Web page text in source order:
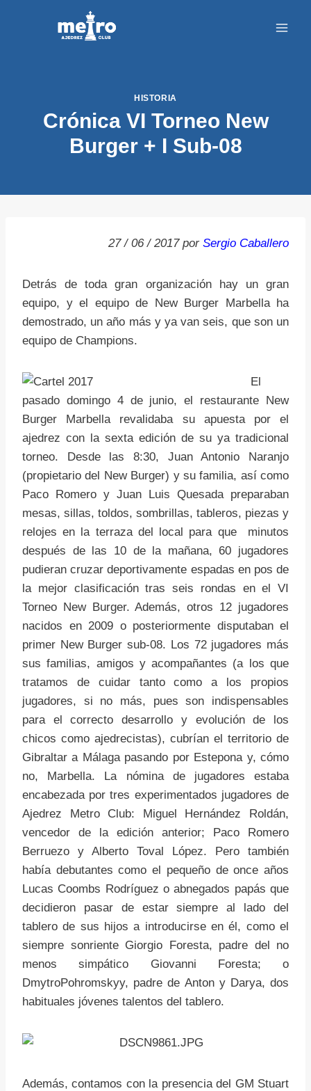
HISTORIA
Crónica VI Torneo New
Burger + I Sub-08
27 / 06 / 2017 por Sergio Caballero
Detrás de toda gran organización hay un gran
equipo, y el equipo de New Burger Marbella ha
demostrado, un año más y ya van seis, que son un
equipo de Champions.
El
pasado domingo 4 de junio, el restaurante New
Burger Marbella revalidaba su apuesta por el
ajedrez con la sexta edición de su ya tradicional
torneo. Desde las 8:30, Juan Antonio Naranjo
(propietario del New Burger) y su familia, así como
Paco Romero y Juan Luis Quesada preparaban
mesas, sillas, toldos, sombrillas, tableros, piezas y
relojes en la terraza del local para que minutos
después de las 10 de la mañana, 60 jugadores
pudieran cruzar deportivamente espadas en pos de
la mejor clasificación tras seis rondas en el VI
Torneo New Burger. Además, otros 12 jugadores
nacidos en 2009 o posteriormente disputaban el
primer New Burger sub-08. Los 72 jugadores más
sus familias, amigos y acompañantes (a los que
tratamos de cuidar tanto como a los propios
jugadores, si no más, pues son indispensables
para el correcto desarrollo y evolución de los
chicos como ajedrecistas), cubrían el territorio de
Gibraltar a Málaga pasando por Estepona y, cómo
no, Marbella. La nómina de jugadores estaba
encabezada por tres experimentados jugadores de
Ajedrez Metro Club: Miguel Hernández Roldán,
vencedor de la edición anterior; Paco Romero
Berruezo y Alberto Toval López. Pero también
había debutantes como el pequeño de once años
Lucas Coombs Rodríguez o abnegados papás que
decidieron pasar de estar siempre al lado del
tablero de sus hijos a introducirse en él, como el
siempre sonriente Giorgio Foresta, padre del no
menos simpático Giovanni Foresta; o
DmytroPohromskyy, padre de Anton y Darya, dos
habituales jóvenes talentos del tablero.
Además, contamos con la presencia del GM Stuart